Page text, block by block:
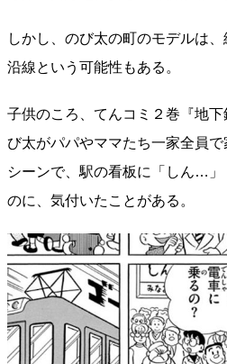
しかし、のび太の町のモデルは
沿線という可能性もある。
子供のころ、てんコミ２巻『地
び太がパパやママたち一家全員
シーンで、駅の看板に「しん…
のに、気付いたことがある。